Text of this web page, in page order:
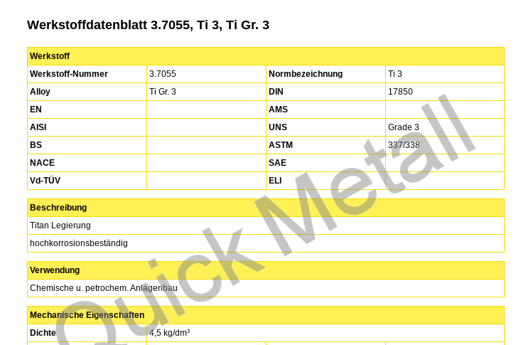
Werkstoffdatenblatt 3.7055, Ti 3, Ti Gr. 3
Werkstoff
Werkstoff-Nummer
3.7055 Normbezeichnung
Ti 3
Alloy
Ti Gr. 3 DIN
17850
EN
AMS
AISI
UNS
Grade 3
BS
ASTM
337/338
NACE
SAE
Vd-TÜV
ELI
Beschreibung
Titan Legierung
hochkorrosionsbeständig
Verwendung
Chemische u. petrochem. Anlagenbau
Mechanische Eigenschaften
Dichte
4,5 kg/dm³